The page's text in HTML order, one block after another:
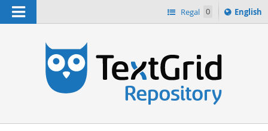
Navigation Regal 0
Switch
English